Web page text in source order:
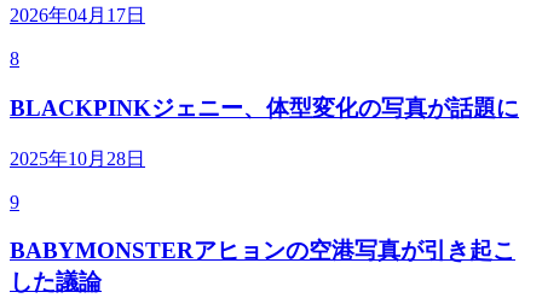
2026年04月17日
8
BLACKPINKジェニー、体型変化の写真が話題に
2025年10月28日
9
BABYMONSTERアヒョンの空港写真が引き起こ
した議論